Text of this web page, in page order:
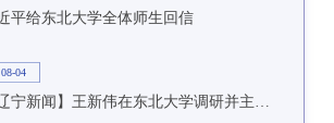
平给东北大学全体师生回信
08-04
【辽宁新闻】王新伟在东北大学调研并主持召开座谈会